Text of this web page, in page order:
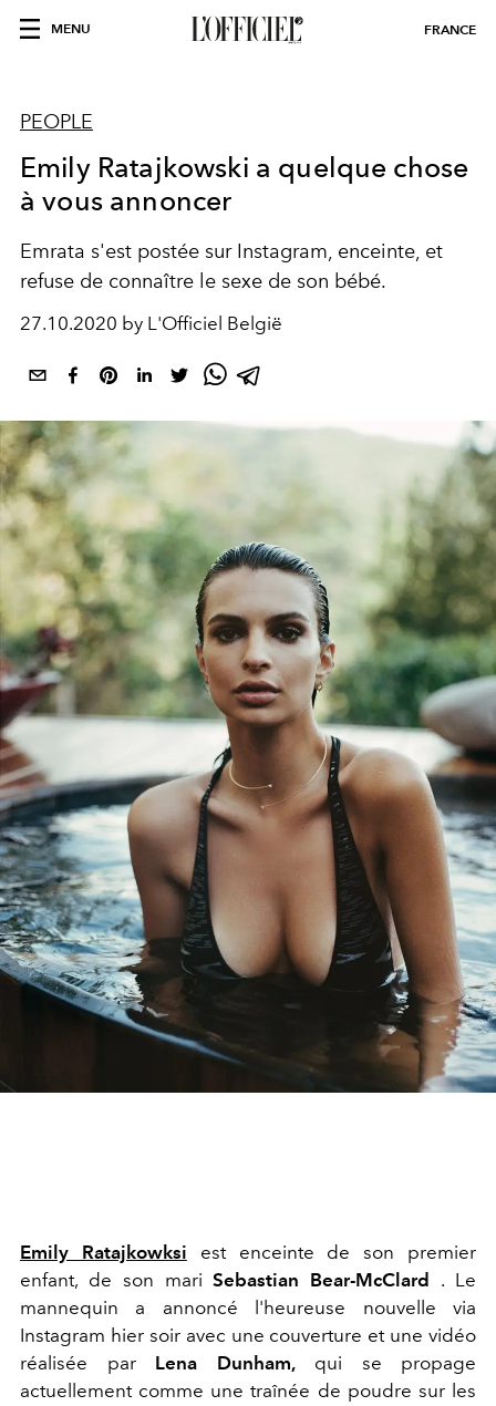
MENU FRANCE
PEOPLE
Emily Ratajkowski a quelque chose
à vous annoncer
Emrata s'est postée sur Instagram, enceinte, et
refuse de connaître le sexe de son bébé.
27.10.2020 by L'Officiel België
Emily Ratajkowksi est enceinte de son premier
enfant, de son mariSebastian Bear-McClard
. Le
mannequin a annoncé l'heureuse nouvelle via
Instagram hier soir avec une couverture et une vidéo
réalisée par Lena Dunham,qui se propage
actuellement comme une traînée de poudre sur les